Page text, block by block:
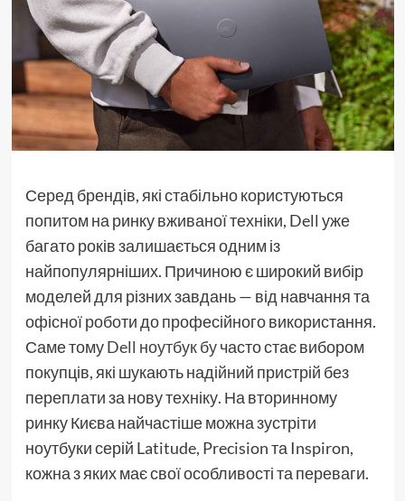
Серед брендів, які стабільно користуються
попитом на ринку вживаної техніки, Dell уже
багато років залишається одним із
найпопулярніших. Причиною є широкий вибір
моделей для різних завдань — від навчання та
офісної роботи до професійного використання.
Саме томуDell ноутбук бучасто стає вибором
покупців, які шукають надійний пристрій без
переплати за нову техніку. На вторинному
ринку Києва найчастіше можна зустріти
ноутбуки серій Latitude, Precision та Inspiron,
кожна з яких має свої особливості та переваги.